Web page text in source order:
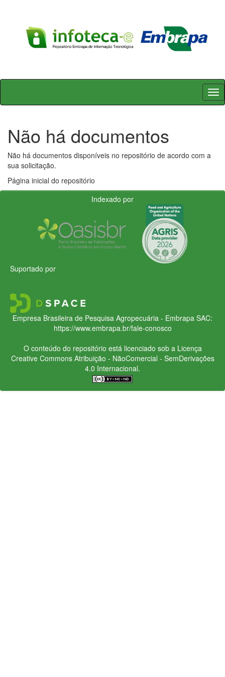
Skip
Não há documentos
Não há documentos disponíveis no repositório de acordo com a
sua solicitação.
Página inicial do repositório
Indexado por
Suportado por
Empresa Brasileira de Pesquisa Agropecuária - Embrapa SAC:
https://www.embrapa.br/fale-conosco
O conteúdo do repositório está licenciado sob a Licença
Creative CommonsAtribuição - NãoComercial - SemDerivações
4.0 Internacional.